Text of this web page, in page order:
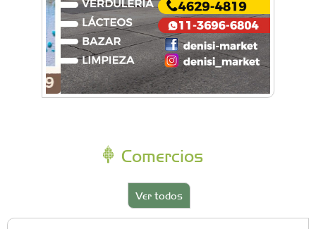
Comercios
Ver todos